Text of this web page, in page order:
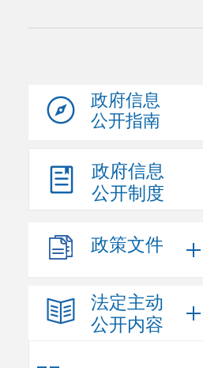
政府信息
公开指南
政府信息
公开制度
政策文件
法定主动
公开内容